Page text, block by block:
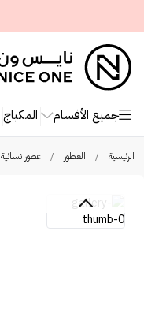
جميع الأقسام المكياج
الرئيسية / العطور / عطور نسائية